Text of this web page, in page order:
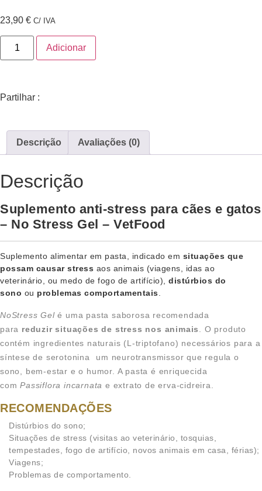
23,90 € C/ IVA
Adicionar
Partilhar :
Descrição Avaliações (0)
Descrição
Suplemento anti-stress para cães e gatos
– No Stress Gel – VetFood
Suplemento alimentar em pasta, indicado em situações que
possam causar stress aos animais (viagens, idas ao
veterinário, ou medo de fogo de artifício), distúrbios do
sono ou problemas comportamentais.
NoStress Gelé uma pasta saborosa recomendada
para reduzir situações de stress nos animais. O produto
contém ingredientes naturais (L-triptofano) necessários para a
síntese de serotonina  um neurotransmissor que regula o
sono, bem-estar e o humor. A pasta é enriquecida
com Passiflora incarnata e extrato de erva-cidreira.
RECOMENDAÇÕES
Distúrbios do sono;
Situações de stress (visitas ao veterinário, tosquias,
tempestades, fogo de artifício, novos animais em casa, férias);
Viagens;
Problemas de comportamento.